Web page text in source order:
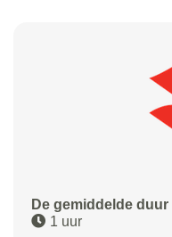
De gemiddelde
1 uur